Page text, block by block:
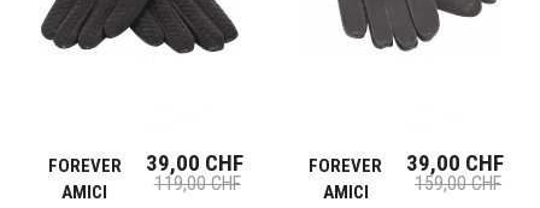
FOREVER
AMICI
39,00 CHF
119,00 CHF
FOREVER
AMICI
39,00 CHF
159,00 CHF